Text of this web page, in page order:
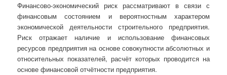
Финансово-экономический риск рассматривают в связи с
финансовым состоянием и вероятностным характером
экономической деятельности строительного предприятия.
Риск отражает наличие и использование финансовых
ресурсов предприятия на основе совокупности абсолютных и
относительных показателей, расчёт которых проводится на
основе финансовой отчётности предприятия.